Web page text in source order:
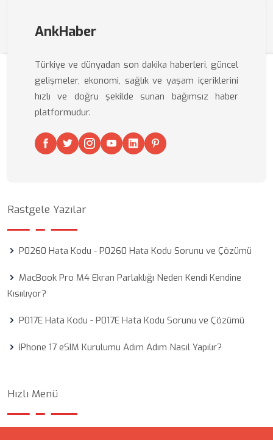
AnkHaber
Türkiye ve dünyadan son dakika haberleri, güncel
gelişmeler, ekonomi, sağlık ve yaşam içeriklerini
hızlı ve doğru şekilde sunan bağımsız haber
platformudur.
Rastgele Yazılar
P0260 Hata Kodu - P0260 Hata Kodu Sorunu ve Çözümü
MacBook Pro M4 Ekran Parlaklığı Neden Kendi Kendine
Kısıılıyor?
P017E Hata Kodu - P017E Hata Kodu Sorunu ve Çözümü
iPhone 17 eSIM Kurulumu Adım Adım Nasıl Yapılır?
Hızlı Menü